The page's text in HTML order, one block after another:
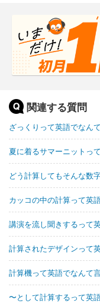
関連する質問
ざっくりって英語でなん
夏に着るサマーニットっ
どう計算してもそんな数
カッコの中の計算って英
講演を流し聞きするって
計算されたデザインって
計算機って英語でなんて
〜として計算するって英